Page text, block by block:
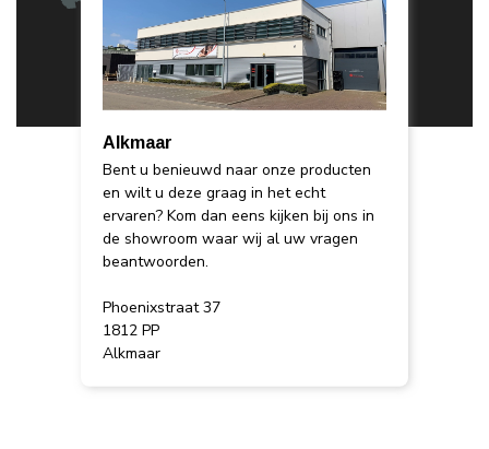
Alkmaar
Bent u benieuwd naar onze producten
en wilt u deze graag in het echt
ervaren? Kom dan eens kijken bij ons in
de showroom waar wij al uw vragen
beantwoorden.
Phoenixstraat 37
1812 PP
Alkmaar